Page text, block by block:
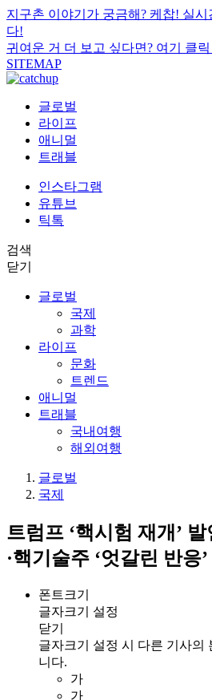
지구촌 이야기가 궁금해? 케찹! 실시
다!
귀여운 거 더 보고 싶다면? 여기 클릭
SITEMAP
글로벌
라이프
애니멀
트래블
인스타그램
유튜브
틱톡
검색
닫기
글로벌
국제
과학
라이프
문화
트렌드
애니멀
트래블
국내여행
해외여행
글로벌
국제
트럼프 ‘핵시험 재개’
·핵기술주 ‘엇갈린 반응’
폰트크기
글자크기 설정
닫기
글자크기 설정 시 다른 기사의
니다.
가
가